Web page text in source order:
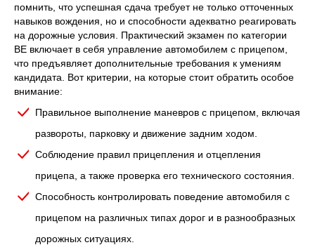
помнить, что успешная сдача требует не только отточенных
навыков вождения, но и способности адекватно реагировать
на дорожные условия. Практический экзамен по категории
ВЕ включает в себя управление автомобилем с прицепом,
что предъявляет дополнительные требования к умениям
кандидата. Вот критерии, на которые стоит обратить особое
внимание:
Правильное выполнение маневров с прицепом, включая
развороты, парковку и движение задним ходом.
Соблюдение правил прицепления и отцепления
прицепа, а также проверка его технического состояния.
Способность контролировать поведение автомобиля с
прицепом на различных типах дорог и в разнообразных
дорожных ситуациях.